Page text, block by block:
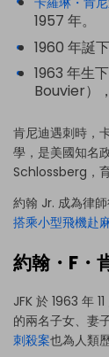
1957 年。
1960 年誕
1963 年生
Bouvier）
肯尼迪遇刺時，
學，是美國知名
Schlossberg，
約翰 Jr. 成為律
搭乘小型飛機赴
約翰・F・
JFK 於 1963 年
的兩名子女、妻
刺殺案也為人類